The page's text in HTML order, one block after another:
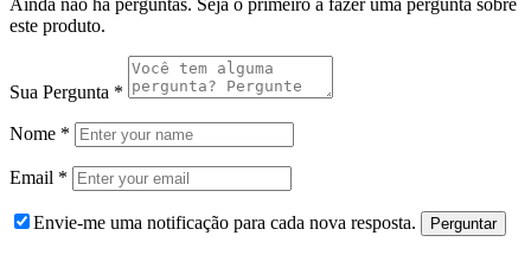
este produto.
Sua Pergunta *
Nome *
Email *
Envie-me uma notificação para cada nova resposta.